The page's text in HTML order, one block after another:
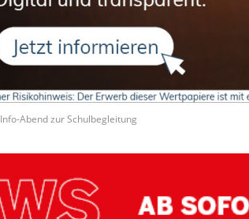
Info-Abend zur Schulbegleitung